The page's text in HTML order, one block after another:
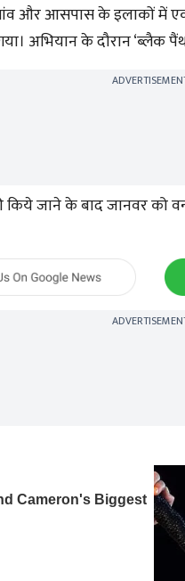
और आसपास के इलाकों में
अभियान के दौरान ‘ब्लैक
किये जाने के बाद जानवर को